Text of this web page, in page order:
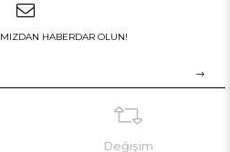
HABERDAR OLUN!
Değişim